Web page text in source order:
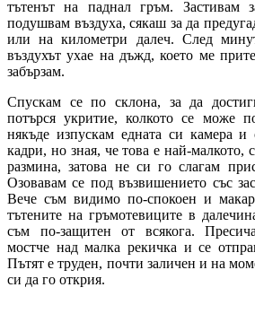
тътенът на паднал гръм. Застивам
подушвам въздуха, сякаш за да
или на километри далеч. След
въздухът ухае на дъжд, което ме
забързам.
Спускам се по склона, за да
потърся укритие, колкото се може
някъде изпускам едната си камера
кадри, но зная, че това е най-малкото,
размина, затова не си го слагам
Озовавам се под възвишението със
Вече съм видимо по-спокоен и
тътените на гръмотевиците в
съм по-защитен от всякога.
мостче над малка рекичка и се
Пътят е труден, почти заличен и на
си да го открия.